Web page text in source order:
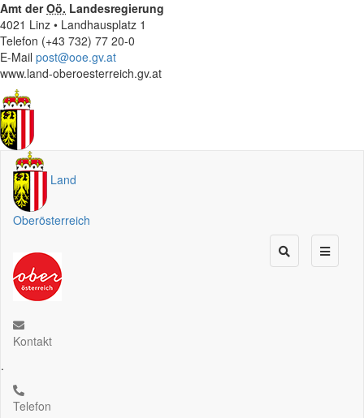
Amt derOö. Landesregierung
4021 Linz • Landhausplatz 1
Telefon (+43 732) 77 20-0
E-Mail post@ooe.gv.at
www.land-oberoesterreich.gv.at
Land
Oberösterreich
Kontakt
.
Telefon